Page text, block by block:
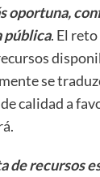
oportuna,
pública. El
se
calidad a
de recursos